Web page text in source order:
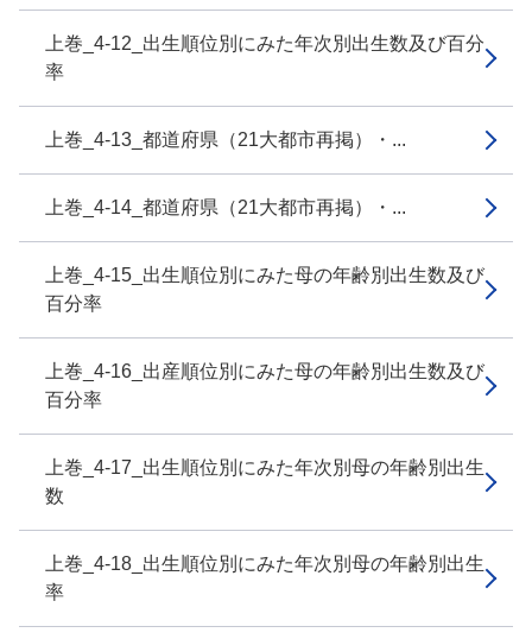
上巻_4-12_出生順位別にみた年次別出生数及び百分
率
上巻_4-13_都道府県（21大都市再掲）・...
上巻_4-14_都道府県（21大都市再掲）・...
上巻_4-15_出生順位別にみた母の年齢別出生数及び
百分率
上巻_4-16_出産順位別にみた母の年齢別出生数及び
百分率
上巻_4-17_出生順位別にみた年次別母の年齢別出生
数
上巻_4-18_出生順位別にみた年次別母の年齢別出生
率